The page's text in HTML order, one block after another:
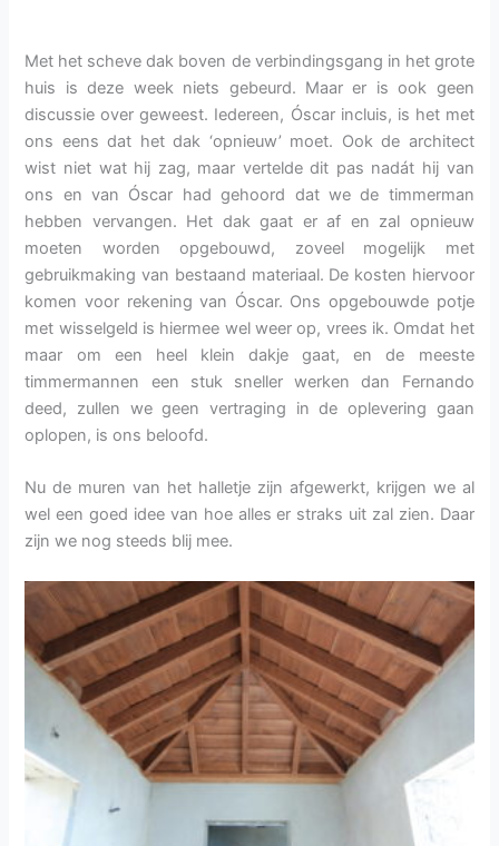
Met het scheve dak boven de verbindingsgang in het grote
huis is deze week niets gebeurd. Maar er is ook geen
discussie over geweest. Iedereen, Óscar incluis, is het met
ons eens dat het dak ‘opnieuw’ moet. Ook de architect
wist niet wat hij zag, maar vertelde dit pas nadát hij van
ons en van Óscar had gehoord dat we de timmerman
hebben vervangen. Het dak gaat er af en zal opnieuw
moeten worden opgebouwd, zoveel mogelijk met
gebruikmaking van bestaand materiaal. De kosten hiervoor
komen voor rekening van Óscar. Ons opgebouwde potje
met wisselgeld is hiermee wel weer op, vrees ik. Omdat het
maar om een heel klein dakje gaat, en de meeste
timmermannen een stuk sneller werken dan Fernando
deed, zullen we geen vertraging in de oplevering gaan
oplopen, is ons beloofd.
Nu de muren van het halletje zijn afgewerkt, krijgen we al
wel een goed idee van hoe alles er straks uit zal zien. Daar
zijn we nog steeds blij mee.